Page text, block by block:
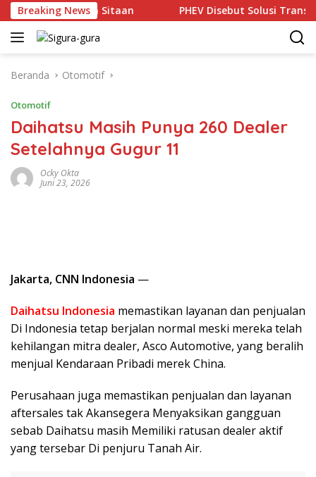
Langsung
ke
konten
Breaking News
Batu Bara Sitaan PHEV Disebut Solusi Transisi Ke
Beranda Otomotif
Otomotif
Daihatsu Masih Punya 260 Dealer
Setelahnya Gugur 11
Ocky Okta
Juni 23, 2026
Jakarta, CNN Indonesia —
Daihatsu Indonesia memastikan layanan dan penjualan
Di Indonesia tetap berjalan normal meski mereka telah
kehilangan mitra dealer, Asco Automotive, yang beralih
menjual Kendaraan Pribadi merek China.
Perusahaan juga memastikan penjualan dan layanan
aftersales tak Akansegera Menyaksikan gangguan
sebab Daihatsu masih Memiliki ratusan dealer aktif
yang tersebar Di penjuru Tanah Air.